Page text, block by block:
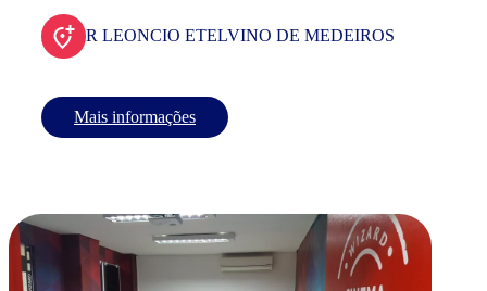
R LEONCIO ETELVINO DE MEDEIROS
Mais informações